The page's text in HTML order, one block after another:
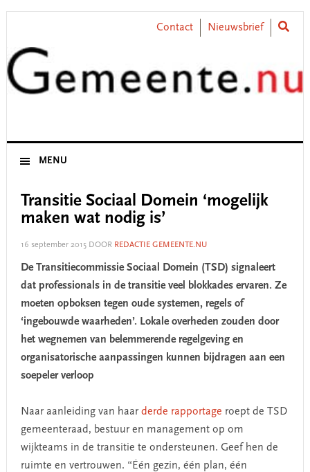
Skip
primary
navigation
Skip
content
Skip
primary
sidebar
Skip
footer
Contact Nieuwsbrief
MENU
Transitie Sociaal Domein ‘mogelijk
maken wat nodig is’
16 september 2015DOOR REDACTIE GEMEENTE.NU
De Transitiecommissie Sociaal Domein (TSD) signaleert
dat professionals in de transitie veel blokkades ervaren. Ze
moeten opboksen tegen oude systemen, regels of
‘ingebouwde waarheden’. Lokale overheden zouden door
het wegnemen van belemmerende regelgeving en
organisatorische aanpassingen kunnen bijdragen aan een
soepeler verloop
Naar aanleiding van haarderde rapportage roept de TSD
gemeenteraad, bestuur en management op om
wijkteams in de transitie te ondersteunen. Geef hen de
ruimte en vertrouwen. “Één gezin, één plan, één